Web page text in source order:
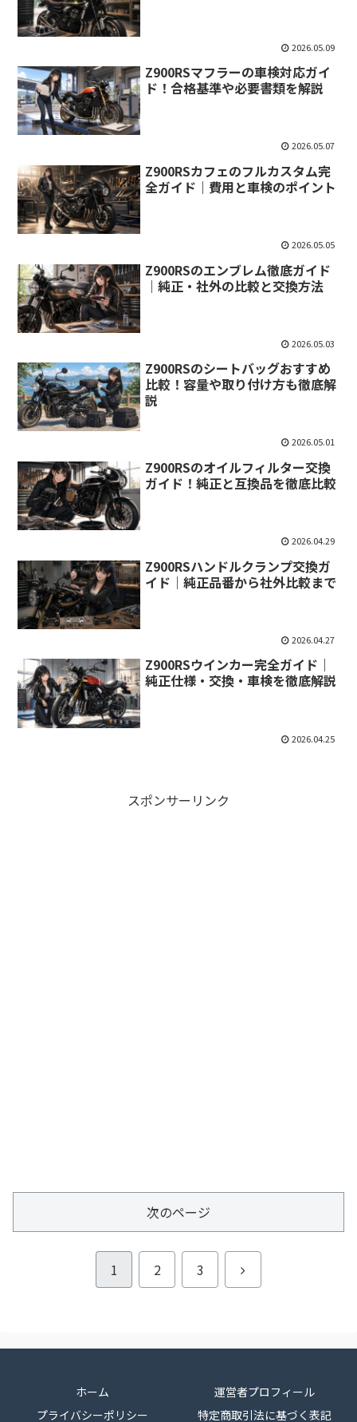
2026.05.09
Z900RSマフラーの車検対応ガイ
ド！合格基準や必要書類を解説
2026.05.07
Z900RSカフェのフルカスタム完
全ガイド｜費用と車検のポイント
2026.05.05
Z900RSのエンブレム徹底ガイド
｜純正・社外の比較と交換方法
2026.05.03
Z900RSのシートバッグおすすめ
比較！容量や取り付け方も徹底解
説
2026.05.01
Z900RSのオイルフィルター交換
ガイド！純正と互換品を徹底比較
2026.04.29
Z900RSハンドルクランプ交換ガ
イド｜純正品番から社外比較まで
2026.04.27
Z900RSウインカー完全ガイド｜
純正仕様・交換・車検を徹底解説
2026.04.25
スポンサーリンク
次のページ
1 2 3
次
ホーム
運営者プロフィール
プライバシーポリシー
特定商取引法に基づく表記